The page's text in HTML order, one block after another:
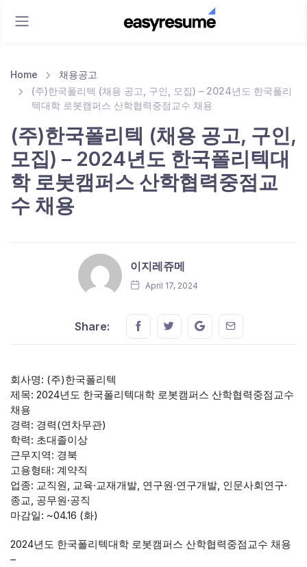
Home
채용공고
(주)한국폴리텍 (채용 공고, 구인, 모집) – 2024년도 한국폴리
텍대학 로봇캠퍼스 산학협력중점교수 채용
(주)한국폴리텍 (채용 공고, 구인,
모집) – 2024년도 한국폴리텍대
학 로봇캠퍼스 산학협력중점교
수 채용
이지레쥬메
April 17, 2024
Share: Share this on FaceBook
Share this on Twitter
Share this on GMail
Share this on
회사명: (주)한국폴리텍
제목: 2024년도 한국폴리텍대학 로봇캠퍼스 산학협력중점교수
채용
경력: 경력(연차무관)
학력: 초대졸이상
근무지역: 경북
고용형태: 계약직
업종: 교직원, 교육·교재개발, 연구원·연구개발, 인문사회연구·
종교, 공무원·공직
마감일: ~04.16 (화)
2024년도 한국폴리텍대학 로봇캠퍼스 산학협력중점교수 채용
–